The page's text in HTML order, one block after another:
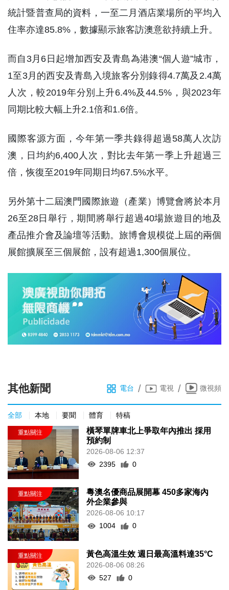
統計暨普查局的資料，一至二月酒店業場所的平均入
住率亦達85.8%，數據顯示旅客訪澳意欲持續上升。
而自3月6日起增加西安及青島為港澳“個人遊”城市，
1至3月的西安及青島入境旅客分別錄得4.7萬及2.4萬
人次，較2019年分別上升6.4%及44.5%，與2023年
同期比較大幅上升2.1倍和1.6倍。
國際客源方面，今年第一季共錄得超過58萬人次訪
澳，日均約6,400人次，對比去年第一季上升超過三
倍，恢復至2019年同期日均67.5%水平。
另外第十二屆澳門國際旅遊（產業）博覽會將於本月
26至28日舉行，期間將舉行超過40場旅遊目的地及
產品推介會及論壇等活動。旅博會規模從上屆的兩個
展館擴展至三個展館，設有超過1,300個展位。
其他新聞 電台 / 電視 / 微視頻
全部 本地 要聞 體育 特稿
橫琴單牌車北上爭取年內推出 採用
預約制
2026-08-06 12:37
2395
0
粵澳名優商品展開幕 450多家海內
外企業參與
2026-08-06 10:17
1004
0
黃色高溫生效 週日最高溫料達35°C
2026-08-06 08:26
527
0